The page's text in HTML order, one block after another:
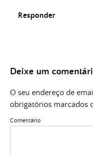
Responder
Deixe um
O seu endereço de
obrigatórios marcados
Comentário